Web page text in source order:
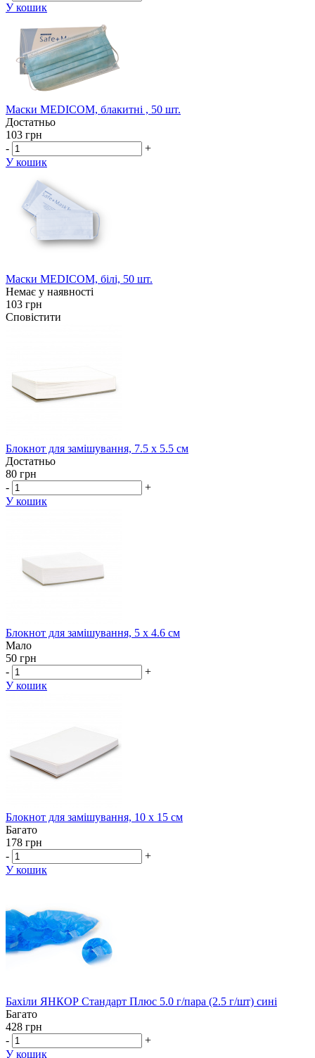
У кошик
Маски MEDICOM, блакитні , 50 шт.
Достатньо
103 грн
-
+
У кошик
Маски MEDICOM, білі, 50 шт.
Немає у наявності
103 грн
Сповістити
Блокнот для замішування, 7.5 х 5.5 см
Достатньо
80 грн
-
+
У кошик
Блокнот для замішування, 5 х 4.6 см
Мало
50 грн
-
+
У кошик
Блокнот для замішування, 10 х 15 см
Багато
178 грн
-
+
У кошик
Бахіли ЯНКОР Стандарт Плюс 5.0 г/пара (2.5 г/шт) сині
Багато
428 грн
-
+
У кошик